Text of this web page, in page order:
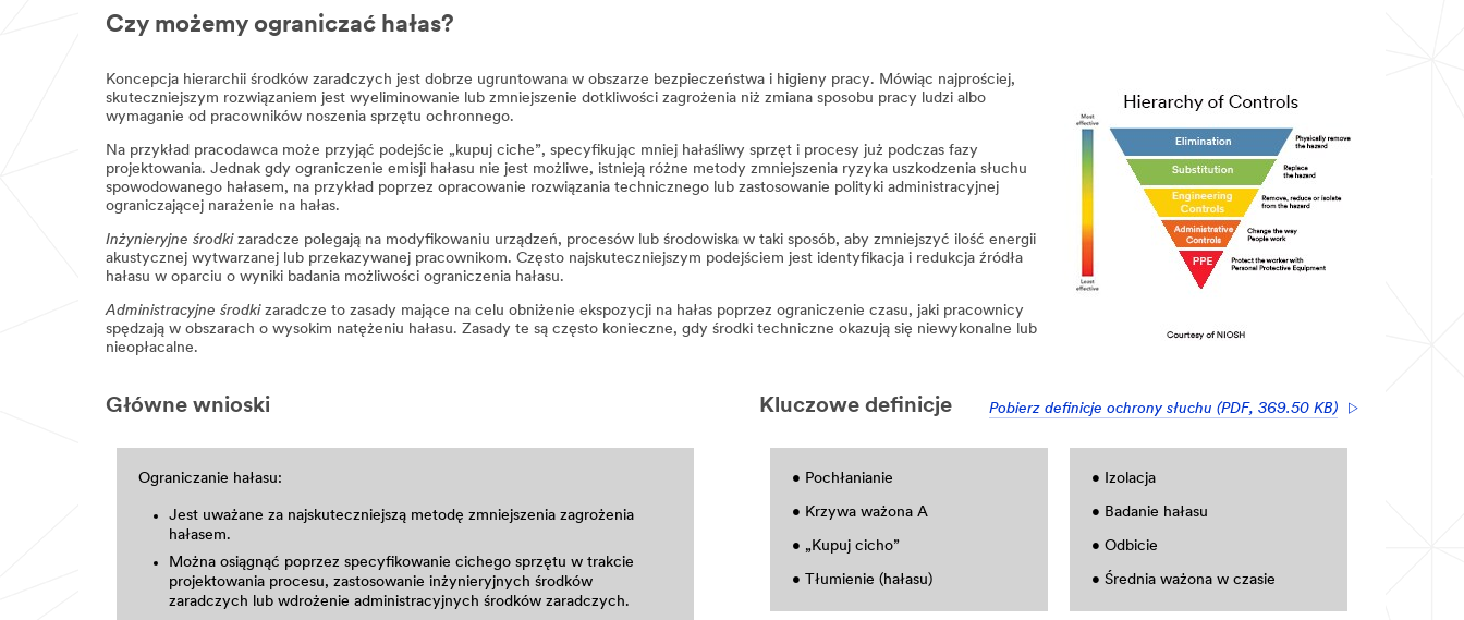
Czy możemy ograniczać hałas?
Koncepcja hierarchii środków zaradczych jest dobrze ugruntowana w obszarze bezpieczeństwa i higieny pracy. Mówiąc najprościej,
skuteczniejszym rozwiązaniem jest wyeliminowanie lub zmniejszenie dotkliwości zagrożenia niż zmiana sposobu pracy ludzi albo
wymaganie od pracowników noszenia sprzętu ochronnego.
Na przykład pracodawca może przyjąć podejście „kupuj ciche”, specyfikując mniej hałaśliwy sprzęt i procesy już podczas fazy
projektowania. Jednak gdy ograniczenie emisji hałasu nie jest możliwe, istnieją różne metody zmniejszenia ryzyka uszkodzenia słuchu
spowodowanego hałasem, na przykład poprzez opracowanie rozwiązania technicznego lub zastosowanie polityki administracyjnej
ograniczającej narażenie na hałas.
Inżynieryjne środkizaradcze polegają na modyfikowaniu urządzeń, procesów lub środowiska w taki sposób, aby zmniejszyć ilość energii
akustycznej wytwarzanej lub przekazywanej pracownikom. Często najskuteczniejszym podejściem jest identyfikacja i redukcja źródła
hałasu w oparciu o wyniki badania możliwości ograniczenia hałasu.
Administracyjne środkizaradcze to zasady mające na celu obniżenie ekspozycji na hałas poprzez ograniczenie czasu, jaki pracownicy
spędzają w obszarach o wysokim natężeniu hałasu. Zasady te są często konieczne, gdy środki techniczne okazują się niewykonalne lub
nieopłacalne.
Główne wnioski
Ograniczanie hałasu:
Jest uważane za najskuteczniejszą metodę zmniejszenia zagrożenia
hałasem.
Można osiągnąć poprzez specyfikowanie cichego sprzętu w trakcie
projektowania procesu, zastosowanie inżynieryjnych środków
zaradczych lub wdrożenie administracyjnych środków zaradczych.
Kluczowe definicje Pobierz definicje ochrony słuchu (PDF, 369.50 KB)
• Pochłanianie
• Krzywa ważona A
• „Kupuj cicho”
• Tłumienie (hałasu)
• Izolacja
• Badanie hałasu
• Odbicie
• Średnia ważona w czasie